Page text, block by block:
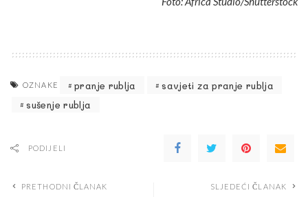
OZNAKE pranje rublja
savjeti za pranje rublja
sušenje rublja
PODIJELI
PRETHODNI ČLANAK SLJEDEĆI ČLANAK